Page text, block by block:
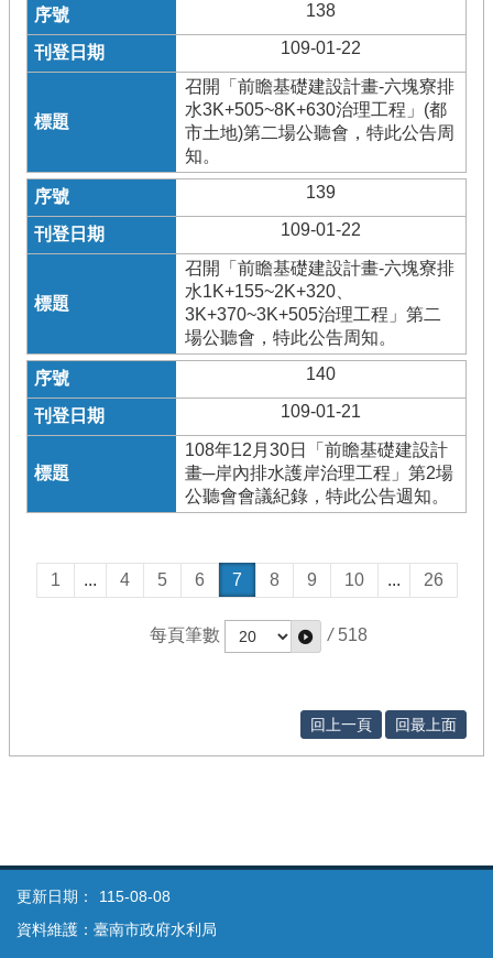
138
109-01-22
召開「前瞻基礎建設計畫-六塊寮排
水3K+505~8K+630治理工程」(都
市土地)第二場公聽會，特此公告周
知。
139
109-01-22
召開「前瞻基礎建設計畫-六塊寮排
水1K+155~2K+320、
3K+370~3K+505治理工程」第二
場公聽會，特此公告周知。
140
109-01-21
108年12月30日「前瞻基礎建設計
畫─岸內排水護岸治理工程」第2場
公聽會會議紀錄，特此公告週知。
1 ... 4 5 6 7 8 9 10 ... 26
每頁筆數 / 518
回上一頁 回最上面
更新日期：
115-08-08
資料維護：臺南市政府水利局